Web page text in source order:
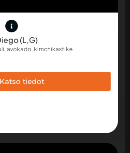
(L,G)
avokado, kimchikastike
Katso tiedot